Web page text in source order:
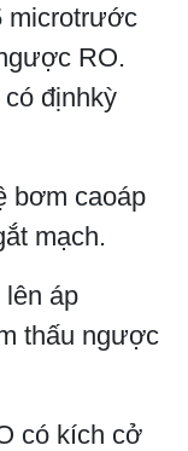
microtrước
RO.
địnhkỳ
bơm caoáp
mạch.
lên áp
thấu ngược
có kích cở